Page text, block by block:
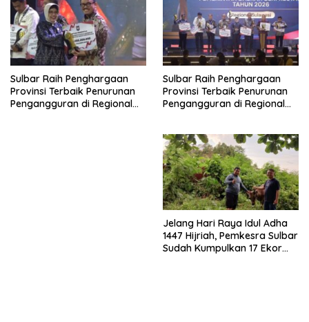
Sulbar Raih Penghargaan
Provinsi Terbaik Penurunan
Pengangguran di Regional
Sulbar Raih Penghargaan
Provinsi Terbaik Penurunan
Pengangguran di Regional
Jelang Hari Raya Idul Adha
1447 Hijriah, Pemkesra Sulbar
Sudah Kumpulkan 17 Ekor